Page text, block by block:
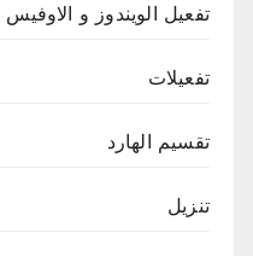
تفعيل الويندوز و الاوفيس
تفعيلات
تقسيم الهارد
تنزيل